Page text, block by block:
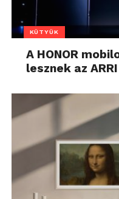
KÜTYÜK
A HONOR
lesznek az